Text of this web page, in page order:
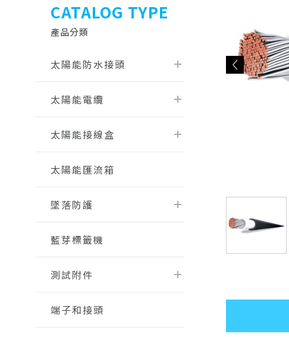
CATALOG TYPE
產品分類
太陽能防水接頭
太陽能電纜
太陽能接線盒
太陽能匯流箱
墜落防護
藍芽標籤機
測試附件
端子和接頭